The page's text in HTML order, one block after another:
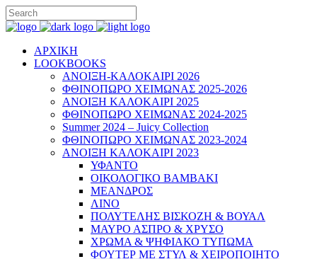
ΑΡΧΙΚΗ
LOOKBOOKS
ΑΝΟΙΞΗ-ΚΑΛΟΚΑΙΡΙ 2026
ΦΘΙΝΟΠΩΡΟ ΧΕΙΜΩΝΑΣ 2025-2026
ΑΝΟΙΞΗ ΚΑΛΟΚΑΙΡΙ 2025
ΦΘΙΝΟΠΩΡΟ ΧΕΙΜΩΝΑΣ 2024-2025
Summer 2024 – Juicy Collection
ΦΘΙΝΟΠΩΡΟ ΧΕΙΜΩΝΑΣ 2023-2024
ΑΝΟΙΞΗ ΚΑΛΟΚΑΙΡΙ 2023
ΥΦΑΝΤΟ
ΟΙΚΟΛΟΓΙΚΟ ΒΑΜΒΑΚΙ
ΜΕΑΝΔΡΟΣ
ΛΙΝΟ
ΠΟΛΥΤΕΛΗΣ ΒΙΣΚΟΖΗ & ΒΟΥΑΛ
ΜΑΥΡΟ ΑΣΠΡΟ & ΧΡΥΣΟ
ΧΡΩΜΑ & ΨΗΦΙΑΚΟ ΤΥΠΩΜΑ
ΦΟΥΤΕΡ ΜΕ ΣΤΥΛ & ΧΕΙΡΟΠΟΙΗΤΟ